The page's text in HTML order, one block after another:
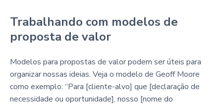
Trabalhando com modelos de
proposta de valor
Modelos para propostas de valor podem ser úteis para
organizar nossas ideias. Veja o modelo de Geoff Moore
como exemplo: “Para [cliente-alvo] que [declaração de
necessidade ou oportunidade], nosso [nome do